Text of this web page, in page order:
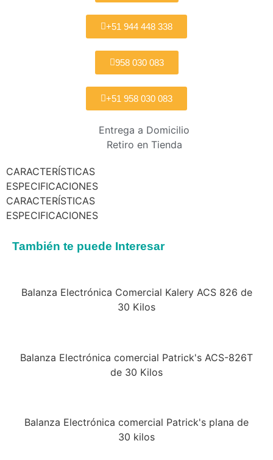
+51 944 448 338
958 030 083
+51 958 030 083
Entrega a Domicilio
Retiro en Tienda
CARACTERÍSTICAS
ESPECIFICACIONES
CARACTERÍSTICAS
ESPECIFICACIONES
También te puede Interesar
Balanza Electrónica Comercial Kalery ACS 826 de
30 Kilos
Balanza Electrónica comercial Patrick's ACS-826T
de 30 Kilos
Balanza Electrónica comercial Patrick's plana de
30 kilos